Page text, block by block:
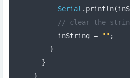
Serial . println(
// clear the
      inString
= "" ;
}
}
}